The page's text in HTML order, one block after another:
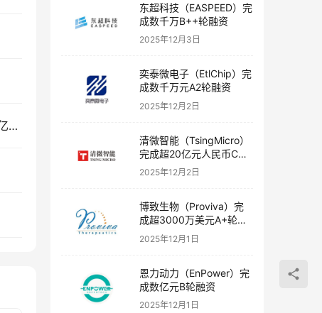
中海储能（ZhongHaiChuNeng）连续完成两轮数亿元融资
东超科技（EASPEED）完
成数千万B++轮融资
2025年12月3日
奕泰微电子（EtlChip）完
成数千万元A2轮融资
2025年12月2日
清微智能（TsingMicro）
完成超20亿元人民币C轮
融资
2025年12月2日
博致生物（Proviva）完
成超3000万美元A+轮融
资
2025年12月1日
恩力动力（EnPower）完
成数亿元B轮融资
2025年12月1日